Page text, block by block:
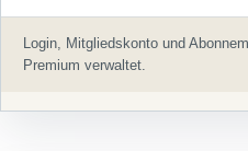
Login, Mitgliedskonto und
Premium verwaltet.